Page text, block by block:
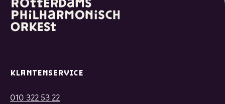
KLANTENSERVICE
010 322 53 22